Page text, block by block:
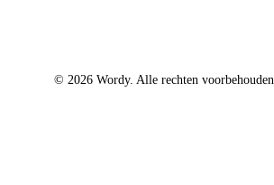
© 2026 Wordy. Alle rechten voorbehouden.